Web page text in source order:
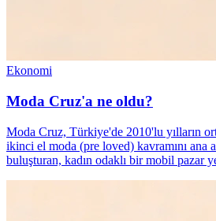
Ekonomi
Moda Cruz'a ne oldu?
Moda Cruz, Türkiye'de 2010'lu yılların
ikinci el moda (pre loved) kavramını ana
buluşturan, kadın odaklı bir mobil pazar